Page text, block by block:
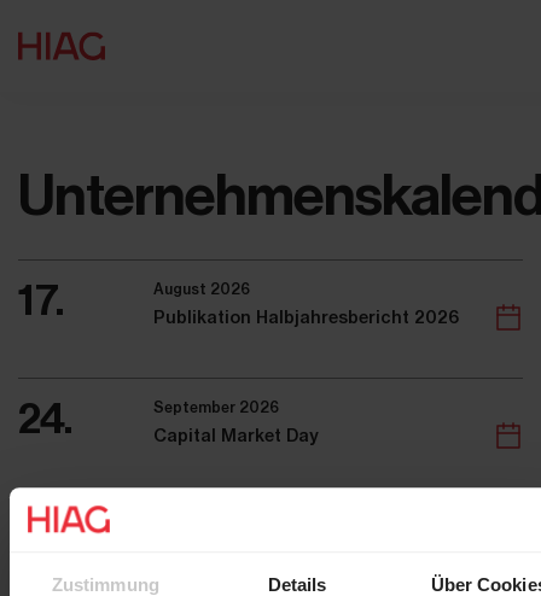
Zustimmung Details Über
17. August 2026
Publikation Halbjahresbericht 2026
24. September 2026
Capital Market Day
8.
Nachhaltigkeitsbericht 2026